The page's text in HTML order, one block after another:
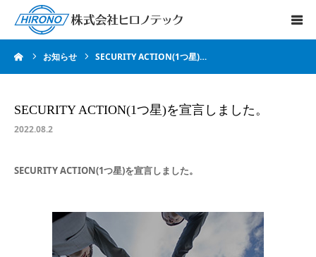
お知らせ SECURITY ACTION(1つ星)…
SECURITY ACTION(1つ星)を宣言しました。
2022.08.2
SECURITY ACTION(1つ星)を宣言しました。
HOME
求人情報